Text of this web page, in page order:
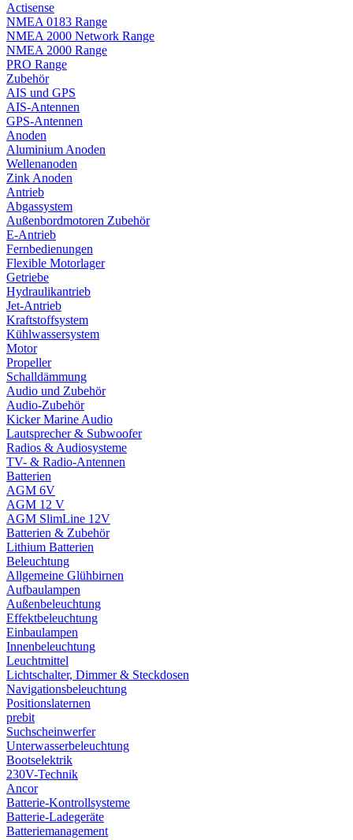
Actisense
NMEA 0183 Range
NMEA 2000 Network Range
NMEA 2000 Range
PRO Range
Zubehör
AIS und GPS
AIS-Antennen
GPS-Antennen
Anoden
Aluminium Anoden
Wellenanoden
Zink Anoden
Antrieb
Abgassystem
Außenbordmotoren Zubehör
E-Antrieb
Fernbedienungen
Flexible Motorlager
Getriebe
Hydraulikantrieb
Jet-Antrieb
Kraftstoffsystem
Kühlwassersystem
Motor
Propeller
Schalldämmung
Audio und Zubehör
Audio-Zubehör
Kicker Marine Audio
Lautsprecher & Subwoofer
Radios & Audiosysteme
TV- & Radio-Antennen
Batterien
AGM 6V
AGM 12 V
AGM SlimLine 12V
Batterien & Zubehör
Lithium Batterien
Beleuchtung
Allgemeine Glühbirnen
Aufbaulampen
Außenbeleuchtung
Effektbeleuchtung
Einbaulampen
Innenbeleuchtung
Leuchtmittel
Lichtschalter, Dimmer & Steckdosen
Navigationsbeleuchtung
Positionslaternen
prebit
Suchscheinwerfer
Unterwasserbeleuchtung
Bootselektrik
230V-Technik
Ancor
Batterie-Kontrollsysteme
Batterie-Ladegeräte
Batteriemanagement